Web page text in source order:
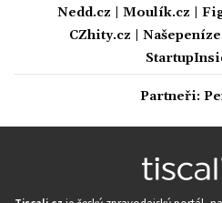
Nedd.cz
Moulík.cz
CZhity.cz
Partneři: